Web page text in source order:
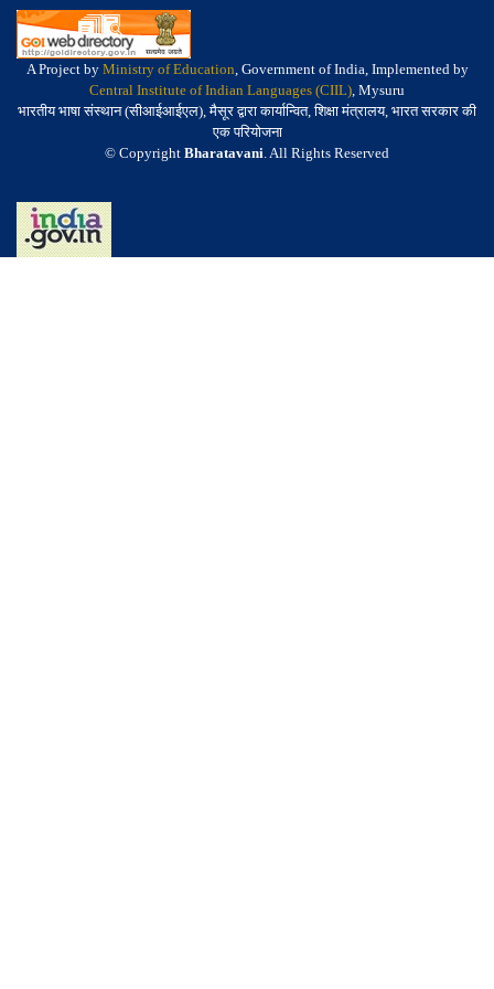
A Project by Ministry of Education, Government of India, Implemented by
Central Institute of Indian Languages (CIIL), Mysuru
भारतीय भाषा संस्थान (सीआईआईएल), मैसूर द्वारा कार्यान्वित, शिक्षा मंत्रालय, भारत सरकार की
एक परियोजना
© Copyright Bharatavani. All Rights Reserved